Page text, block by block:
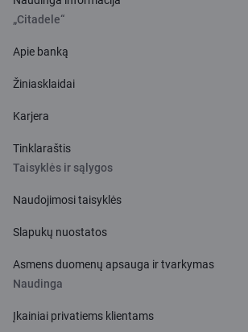
„Citadele“
Apie banką
Žiniasklaidai
Karjera
Tinklaraštis
Taisyklės ir sąlygos
Naudojimosi taisyklės
Slapukų nuostatos
Asmens duomenų apsauga ir tvarkymas
Naudinga
Įkainiai privatiems klientams